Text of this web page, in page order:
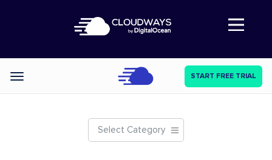
Abre a navegação
Categories START FREE TRIAL
Select Category